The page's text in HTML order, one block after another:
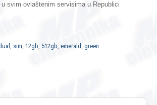
u svim ovlaštenim servisima u Republici
, sim, 12gb, 512gb, emerald, green